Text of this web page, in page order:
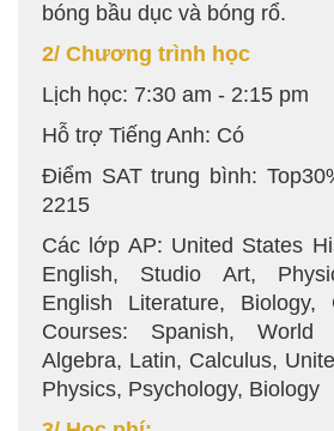
bóng bầu dục và bóng rổ.
2/ Chương trình học
Lịch học: 7:30 am - 2:15 pm
Hỗ trợ Tiếng Anh: Có
Điểm SAT trung bình:
2215
Các lớp AP: United States
English, Studio Art,
English Literature, Biology,
Courses: Spanish, World
Algebra, Latin, Calculus,
Physics, Psychology, Biology